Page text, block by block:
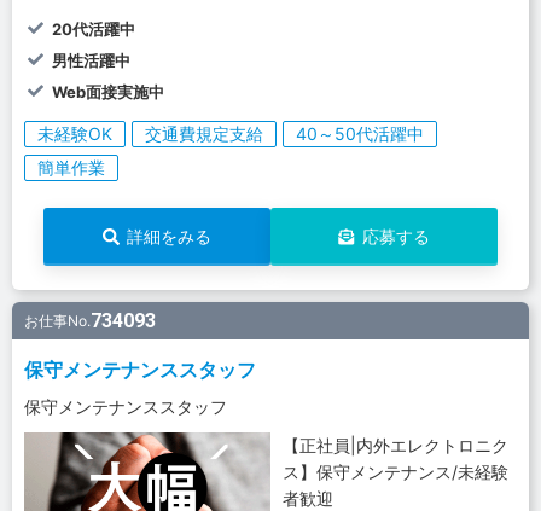
20代活躍中
男性活躍中
Web面接実施中
未経験OK 交通費規定支給
40～50代活躍中
簡単作業
詳細をみる 応募する
お仕事No.734093
保守メンテナンススタッフ
保守メンテナンススタッフ
【正社員|内外エレクトロニク
ス】保守メンテナンス/未経験
者歓迎